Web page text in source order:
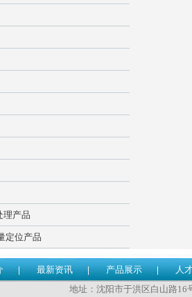
理产品
定位产品
最新资讯 产品展示
人
地址：沈阳市于洪区白山路16